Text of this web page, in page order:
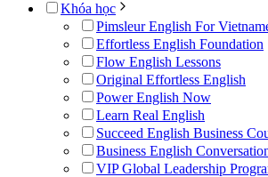
Khóa học
Pimsleur English For
Effortless English Foundation
Flow English Lessons
Original Effortless English
Power English Now
Learn Real English
Succeed English Business
Business English
VIP Global Leadership